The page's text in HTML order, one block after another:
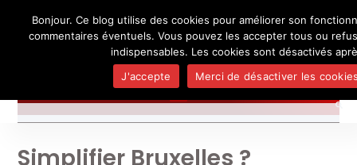
UN BLOG DESEL
Je pense, donc je ne suis personne
L'auteur
Médias
Simplifier Bruxelles ?
Bonjour. Ce blog utilise des cookies pour améliorer son
commentaires éventuels. Vous pouvez les accepter tous ou
indispensables. Les cookies sont désactivés
J'accepte
Merci de désactiver les